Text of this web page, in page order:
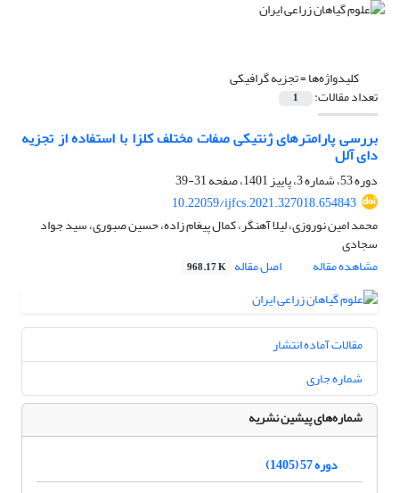
کلیدواژه‌ها =تجزیه گرافیکی
تعداد مقالات: 1
بررسی پارامترهای ژنتیکی صفات مختلف کلزا با استفاده از تجزیه
دای آلل
دوره 53، شماره 3، پاییز 1401، صفحه
31-39
10.22059/ijfcs.2021.327018.654843
محمد امین نوروزی، لیلا آهنگر، کمال پیغام زاده، حسین صبوری، سید جواد
سجادی
مشاهده مقاله
اصل مقاله 968.17 K
مقالات آماده انتشار
شماره جاری
شماره‌های پیشین نشریه
دوره 57 (1405)